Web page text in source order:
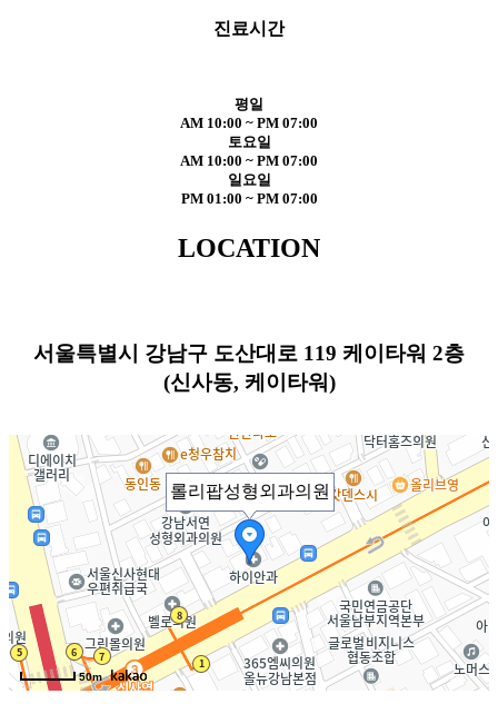
진료시간
평일
AM 10:00 ~ PM 07:00
토요일
AM 10:00 ~ PM 07:00
일요일
PM 01:00 ~ PM 07:00
LOCATION
서울특별시 강남구 도산대로 119 케이타워 2층
(신사동, 케이타워)
롤리팝성형외과의원
50m